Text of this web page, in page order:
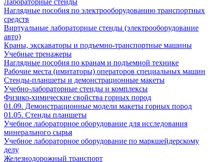
Лабораторные стенды
Наглядные пособия по электрооборудованию транспортных
средств
Виртуальные лабораторные стенды (электрооборудование
авто)
Краны, экскаваторы и подъемно-транспортные машины
Учебные тренажеры
Наглядные пособия по кранам и подъемной технике
Рабочие места (имитаторы) операторов специальных машин
Стенды-планшеты и демонстрационные макеты
Учебно-лабораторные стенды и комплексы
Физико-химические свойства горных пород
01.09. Демонстрационные модели макеты горных пород
01.05. Стенды планшеты
Учебное лабораторное оборудование для исследования
минерального сырья
Учебное лабораторное оборудование по маркшейдерскому
делу
Железнодорожный транспорт